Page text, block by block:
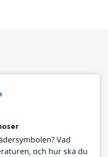
Vad
och hur ska du